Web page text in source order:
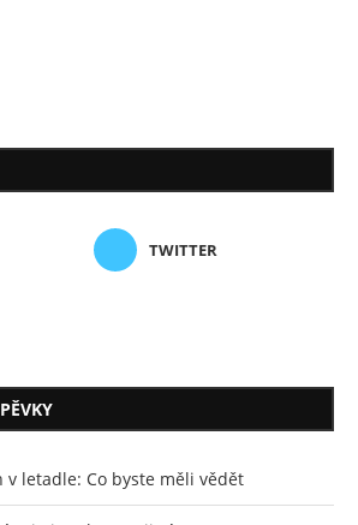
TWITTER
v letadle: Co byste měli vědět